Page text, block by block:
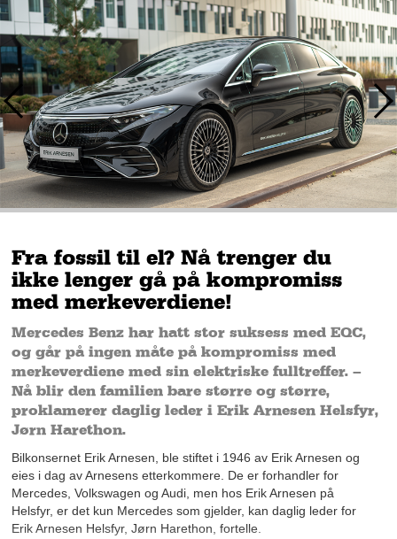
Fra fossil til el? Nå trenger du
ikke lenger gå på kompromiss
med merkeverdiene!
Mercedes Benz har hatt stor suksess med EQC,
og går på ingen måte på kompromiss med
merkeverdiene med sin elektriske fulltreffer. –
Nå blir den familien bare større og større,
proklamerer daglig leder i Erik Arnesen Helsfyr,
Jørn Harethon.
Bilkonsernet Erik Arnesen, ble stiftet i 1946 av Erik Arnesen og
eies i dag av Arnesens etterkommere. De er forhandler for
Mercedes, Volkswagen og Audi, men hos Erik Arnesen på
Helsfyr, er det kun Mercedes som gjelder, kan daglig leder for
Erik Arnesen Helsfyr, Jørn Harethon, fortelle.